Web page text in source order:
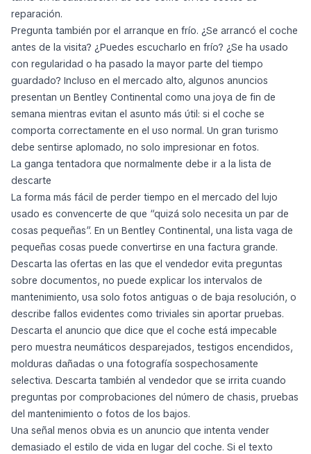
reparación.
Pregunta también por el arranque en frío. ¿Se arrancó el coche
antes de la visita? ¿Puedes escucharlo en frío? ¿Se ha usado
con regularidad o ha pasado la mayor parte del tiempo
guardado? Incluso en el mercado alto, algunos anuncios
presentan un Bentley Continental como una joya de fin de
semana mientras evitan el asunto más útil: si el coche se
comporta correctamente en el uso normal. Un gran turismo
debe sentirse aplomado, no solo impresionar en fotos.
La ganga tentadora que normalmente debe ir a la lista de
descarte
La forma más fácil de perder tiempo en el mercado del lujo
usado es convencerte de que “quizá solo necesita un par de
cosas pequeñas”. En un Bentley Continental, una lista vaga de
pequeñas cosas puede convertirse en una factura grande.
Descarta las ofertas en las que el vendedor evita preguntas
sobre documentos, no puede explicar los intervalos de
mantenimiento, usa solo fotos antiguas o de baja resolución, o
describe fallos evidentes como triviales sin aportar pruebas.
Descarta el anuncio que dice que el coche está impecable
pero muestra neumáticos desparejados, testigos encendidos,
molduras dañadas o una fotografía sospechosamente
selectiva. Descarta también al vendedor que se irrita cuando
preguntas por comprobaciones del número de chasis, pruebas
del mantenimiento o fotos de los bajos.
Una señal menos obvia es un anuncio que intenta vender
demasiado el estilo de vida en lugar del coche. Si el texto